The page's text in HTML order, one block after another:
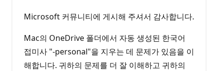
Microsoft 커뮤니티에 게시해 주셔서 감사합니다.
Mac의 OneDrive 폴더에서 자동 생성된 한국어
접미사 "-personal"을 지우는 데 문제가 있음을 이
해합니다. 귀하의 문제를 더 잘 이해하고 귀하의